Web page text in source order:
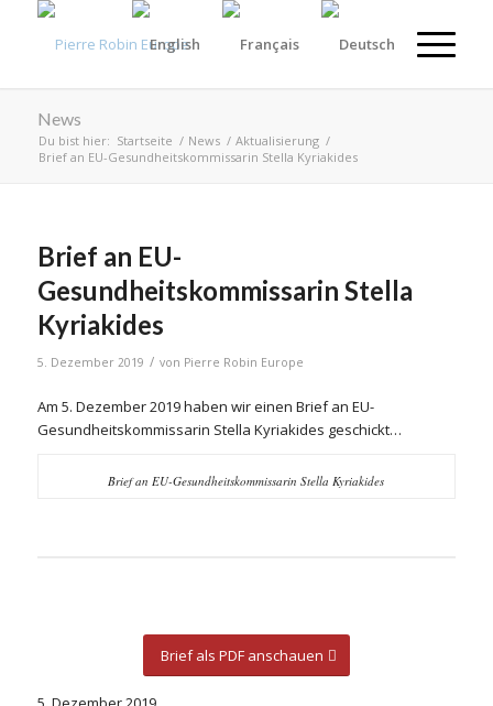
News
Du bist hier: Startseite / News / Aktualisierung /
Brief an EU-Gesundheitskommissarin Stella Kyriakides
Brief an EU-
Gesundheitskommissarin Stella
Kyriakides
5. Dezember 2019 / von Pierre Robin Europe
Am 5. Dezember 2019 haben wir einen Brief an EU-
Gesundheitskommissarin Stella Kyriakides geschickt…
Brief an EU-Gesundheitskommissarin Stella Kyriakides
Brief als PDF anschauen